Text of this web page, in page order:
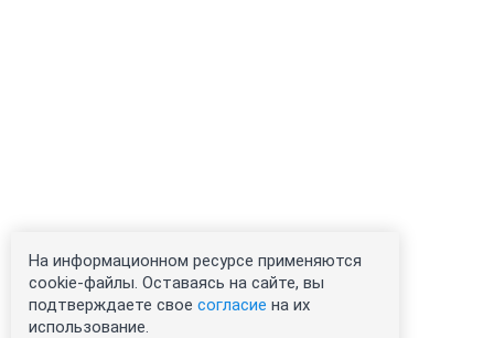
На информационном ресурсе применяются
cookie-файлы. Оставаясь на сайте, вы
подтверждаете свое согласие на их
использование.